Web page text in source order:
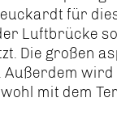
für
Luftbrücke
Die großen
mit dem